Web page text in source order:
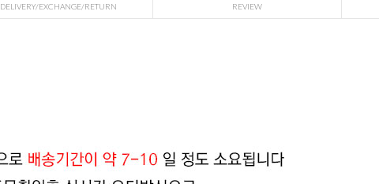
DELIVERY/EXCHANGE/RETURN REVIEW